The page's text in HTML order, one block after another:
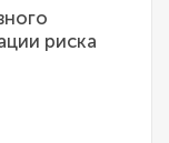
риска